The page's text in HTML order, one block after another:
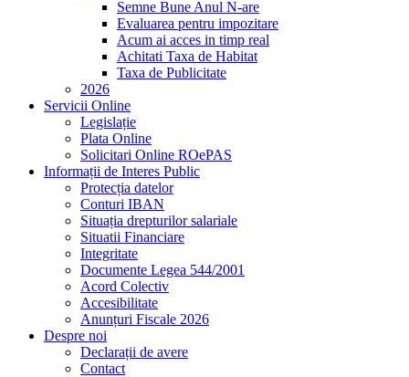
Semne Bune Anul N-are
Evaluarea pentru impozitare
Acum ai acces in timp real
Achitati Taxa de Habitat
Taxa de Publicitate
2026
Servicii Online
Legislație
Plata Online
Solicitari Online ROePAS
Informații de Interes Public
Protecția datelor
Conturi IBAN
Situația drepturilor salariale
Situatii Financiare
Integritate
Documente Legea 544/2001
Acord Colectiv
Accesibilitate
Anunțuri Fiscale 2026
Despre noi
Declarații de avere
Contact